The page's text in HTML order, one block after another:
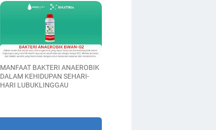
MANFAAT BAKTERI ANAEROBIK
DALAM KEHIDUPAN SEHARI-
HARI LUBUKLINGGAU